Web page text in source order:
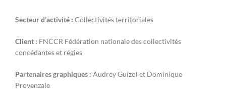
Secteur d’activité : Collectivités territoriales
Client : FNCCR Fédération nationale des collectivités
concédantes et régies
Partenaires graphiques : Audrey Guizol et Dominique
Provenzale